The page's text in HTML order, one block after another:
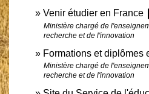
Venir étudier en France
Ministère chargé de
recherche et de l'innovation
Formations et diplômes
Ministère chargé de
recherche et de l'innovation